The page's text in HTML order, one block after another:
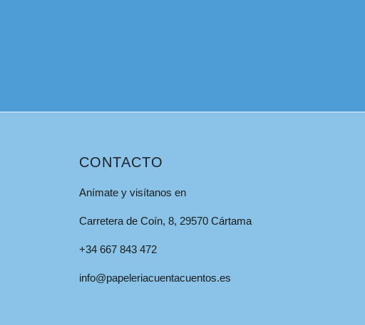
CONTACTO
Anímate y visítanos en
Carretera de Coín, 8, 29570 Cártama
+34 667 843 472
info@papeleriacuentacuentos.es